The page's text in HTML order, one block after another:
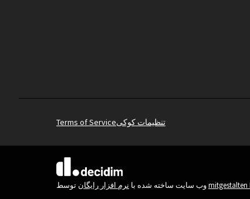
Terms of Serviceتنظیمات کوکی
(لینک خارجی) وب سایت ساخته شده با نرم افزار رایگان